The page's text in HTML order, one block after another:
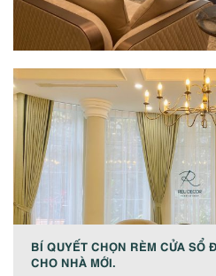
BÍ QUYẾT CHỌN RÈM CỬA SỔ
CHO NHÀ MỚI.